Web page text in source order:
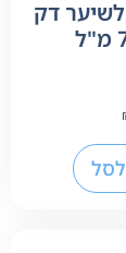
לשיער דק